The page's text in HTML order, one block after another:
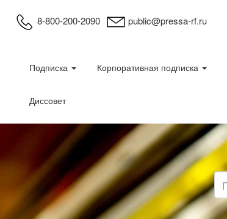
8-800-200-2090 public@pressa-rf.ru
Подписка Корпоративная подписка
Диссовет